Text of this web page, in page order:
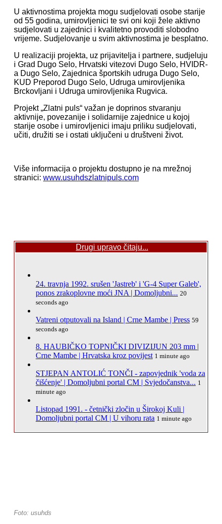
U aktivnostima projekta mogu sudjelovati osobe starije
od 55 godina, umirovljenici te svi oni koji žele aktivno
sudjelovati u zajednici i kvalitetno provoditi slobodno
vrijeme. Sudjelovanje u svim aktivnostima je besplatno.
U realizaciji projekta, uz prijavitelja i partnere, sudjeluju
i Grad Dugo Selo, Hrvatski vitezovi Dugo Selo, HVIDR-
a Dugo Selo, Zajednica športskih udruga Dugo Selo,
KUD Preporod Dugo Selo, Udruga umirovljenika
Brckovljani i Udruga umirovljenika Rugvica.
Projekt „Zlatni puls“ važan je doprinos stvaranju
aktivnije, povezanije i solidarnije zajednice u kojoj
starije osobe i umirovljenici imaju priliku sudjelovati,
učiti, družiti se i ostati uključeni u društveni život.
Više informacija o projektu dostupno je na mrežnoj
stranici: www.usuhdszlatnipuls.com
Drugi upravo čitaju...
24. travnja 1992. srušen 'Jastreb' i 'G-4 Super Galeb',
ponos zrakoplovne moći JNA | Domoljubni... 20
seconds ago
Vatreni otputovali na Island | Crne Mambe | Press 59
seconds ago
8. HAUBIČKO TOPNIČKI DIVIZIJUN 203 mm |
Crne Mambe | Hrvatska kroz povijest 1 minute ago
STJEPAN ANTOLIĆ TONČI - zapovjednik 'voda za
čišćenje' | Domoljubni portal CM | Svjedočanstva... 1
minute ago
Listopad 1991. - četnički zločin u Širokoj Kuli |
Domoljubni portal CM | U vihoru rata 1 minute ago
Foto: usuhds